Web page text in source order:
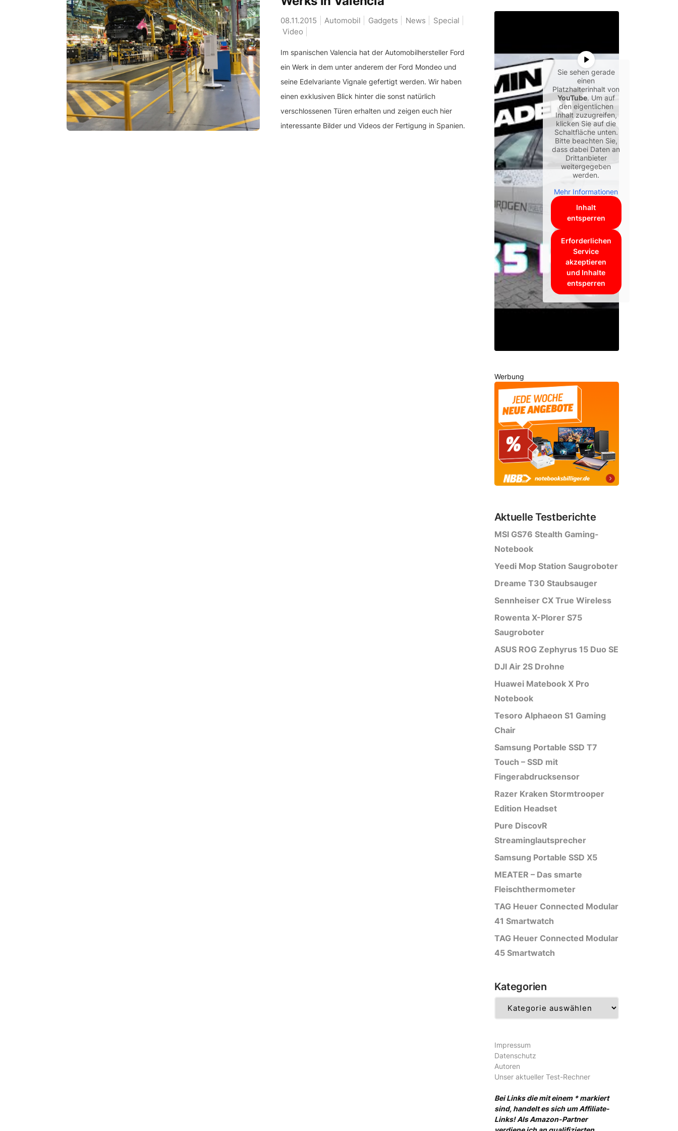
08.11.2015 Automobil Gadgets News
Special
Video
Im spanischen Valencia hat der Automobilhersteller Ford
ein Werk in dem unter anderem der Ford Mondeo und
seine Edelvariante Vignale gefertigt werden. Wir haben
einen exklusiven Blick hinter die sonst natürlich
verschlossenen Türen erhalten und zeigen euch hier
interessante Bilder und Videos der Fertigung in Spanien.
Sie sehen gerade
einen
Platzhalterinhalt von
YouTube. Um auf
den eigentlichen
Inhalt zuzugreifen,
klicken Sie auf die
Schaltfläche unten.
Bitte beachten Sie,
dass dabei Daten an
Drittanbieter
weitergegeben
werden.
Mehr Informationen
Inhalt
entsperren
Erforderlichen
Service
akzeptieren
und Inhalte
entsperren
Werbung
Aktuelle Testberichte
MSI GS76 Stealth Gaming-
Notebook
Yeedi Mop Station Saugroboter
Dreame T30 Staubsauger
Sennheiser CX True Wireless
Rowenta X-Plorer S75
Saugroboter
ASUS ROG Zephyrus 15 Duo SE
DJI Air 2S Drohne
Huawei Matebook X Pro
Notebook
Tesoro Alphaeon S1 Gaming
Chair
Samsung Portable SSD T7
Touch – SSD mit
Fingerabdrucksensor
Razer Kraken Stormtrooper
Edition Headset
Pure DiscovR
Streaminglautsprecher
Samsung Portable SSD X5
MEATER – Das smarte
Fleischthermometer
TAG Heuer Connected Modular
41 Smartwatch
TAG Heuer Connected Modular
45 Smartwatch
Kategorien
Impressum
Datenschutz
Autoren
Unser aktueller Test-Rechner
Bei Links die mit einem * markiert
sind, handelt es sich um Affiliate-
Links! Als Amazon-Partner